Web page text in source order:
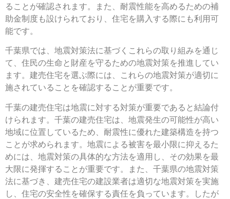
ることが確認されます。また、耐震性能を高めるための補
助金制度も設けられており、住宅を購入する際にも利用可
能です。
千葉県では、地震対策法に基づくこれらの取り組みを通じ
て、住民の生命と財産を守るための地震対策を推進してい
ます。建売住宅を選ぶ際には、これらの地震対策が適切に
施されていることを確認することが重要です。
千葉の建売住宅は地震に対する対策が重要であると結論付
けられます。千葉の建売住宅は、地震発生の可能性が高い
地域に位置しているため、耐震性に優れた建築構造を持つ
ことが求められます。地震による被害を最小限に抑えるた
めには、地震対策の具体的な方法を適用し、その効果を最
大限に発揮することが重要です。また、千葉県の地震対策
法に基づき、建売住宅の建設業者は適切な地震対策を実施
し、住宅の安全性を確保する責任を負っています。したが